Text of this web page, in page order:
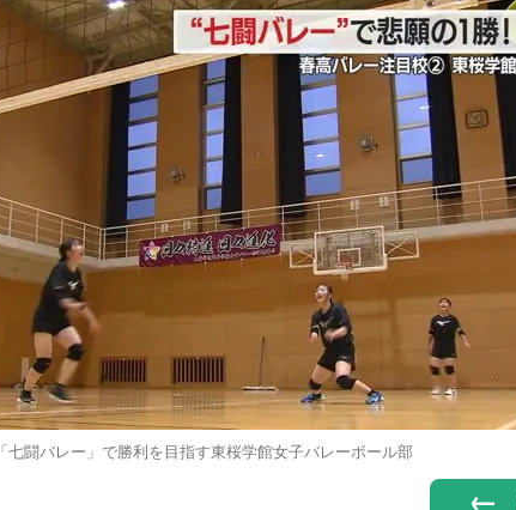
「七闘バレー」で勝利を目指す東桜学館女子バレーボール部